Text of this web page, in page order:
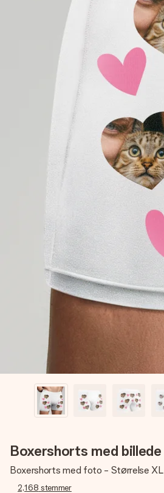
Boxershorts med billede
Boxershorts med foto - Størrelse XL
2,168 stemmer